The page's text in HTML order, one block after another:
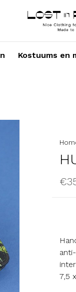
Kostuums en
7,5